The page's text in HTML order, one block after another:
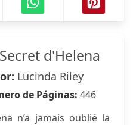
d'Helena
Lucinda Riley
de Páginas: 446
n’a jamais oublié la